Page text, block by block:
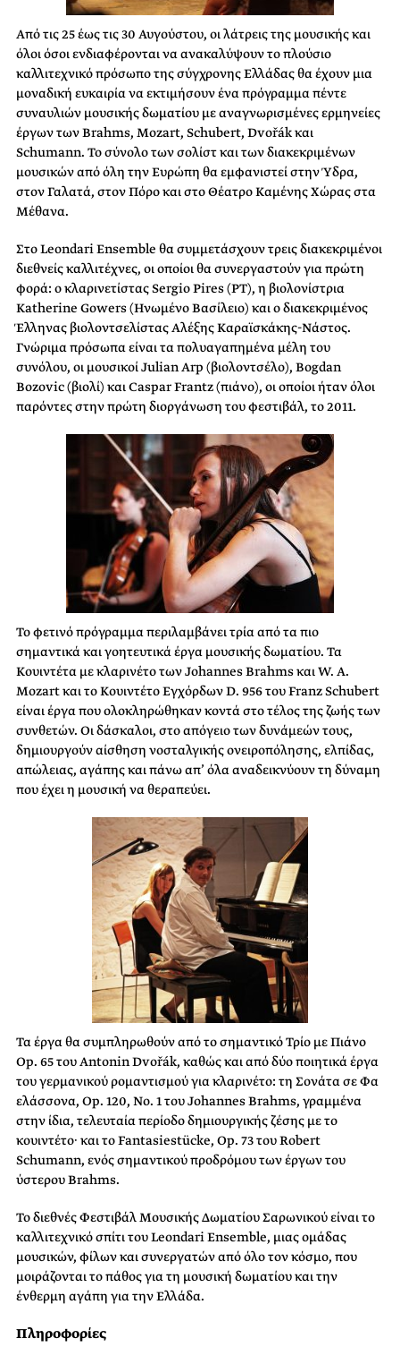
Από τις 25 έως τις 30 Αυγούστου, οι λάτρεις της μουσικής και
όλοι όσοι ενδιαφέρονται να ανακαλύψουν το πλούσιο
καλλιτεχνικό πρόσωπο της σύγχρονης Ελλάδας θα έχουν μια
μοναδική ευκαιρία να εκτιμήσουν ένα πρόγραμμα πέντε
συναυλιών μουσικής δωματίου με αναγνωρισμένες ερμηνείες
έργων των Brahms, Mozart, Schubert, Dvořák και
Schumann. Το σύνολο των σολίστ και των διακεκριμένων
μουσικών από όλη την Ευρώπη θα εμφανιστεί στην Ύδρα,
στον Γαλατά, στον Πόρο και στο Θέατρο Καμένης Χώρας στα
Μέθανα.
Στο Leondari Ensemble θα συμμετάσχουν τρεις διακεκριμένοι
διεθνείς καλλιτέχνες, οι οποίοι θα συνεργαστούν για πρώτη
φορά: ο κλαρινετίστας Sergio Pires (PT), η βιολονίστρια
Katherine Gowers (Ηνωμένο Βασίλειο) και ο διακεκριμένος
Έλληνας βιολοντσελίστας Αλέξης Καραϊσκάκης-Νάστος.
Γνώριμα πρόσωπα είναι τα πολυαγαπημένα μέλη του
συνόλου, οι μουσικοί Julian Arp (βιολοντσέλο), Bogdan
Bozovic (βιολί) και Caspar Frantz (πιάνο), οι οποίοι ήταν όλοι
παρόντες στην πρώτη διοργάνωση του φεστιβάλ, το 2011.
Το φετινό πρόγραμμα περιλαμβάνει τρία από τα πιο
σημαντικά και γοητευτικά έργα μουσικής δωματίου. Τα
Κουιντέτα με κλαρινέτο των Johannes Brahms και W. A.
Mozart και το Κουιντέτο Εγχόρδων D. 956 του Franz Schubert
είναι έργα που ολοκληρώθηκαν κοντά στο τέλος της ζωής των
συνθετών. Οι δάσκαλοι, στο απόγειο των δυνάμεών τους,
δημιουργούν αίσθηση νοσταλγικής ονειροπόλησης, ελπίδας,
απώλειας, αγάπης και πάνω απ’ όλα αναδεικνύουν τη δύναμη
που έχει η μουσική να θεραπεύει.
Τα έργα θα συμπληρωθούν από το σημαντικό Τρίο με Πιάνο
Op. 65 του Antonin Dvořák, καθώς και από δύο ποιητικά έργα
του γερμανικού ρομαντισμού για κλαρινέτο: τη Σονάτα σε Φα
ελάσσονα, Op. 120, No. 1 του Johannes Brahms, γραμμένα
στην ίδια, τελευταία περίοδο δημιουργικής ζέσης με το
κουιντέτο· και το Fantasiestücke, Op. 73 του Robert
Schumann, ενός σημαντικού προδρόμου των έργων του
ύστερου Brahms.
Το διεθνές Φεστιβάλ Μουσικής Δωματίου Σαρωνικού είναι το
καλλιτεχνικό σπίτι του Leondari Ensemble, μιας ομάδας
μουσικών, φίλων και συνεργατών από όλο τον κόσμο, που
μοιράζονται το πάθος για τη μουσική δωματίου και την
ένθερμη αγάπη για την Ελλάδα.
Πληροφορίες